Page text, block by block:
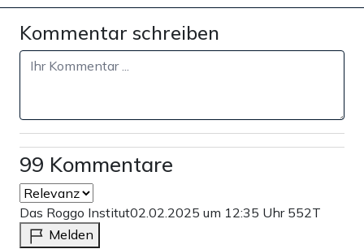
Kommentar schreiben
99 Kommentare
Das Roggo Institut02.02.2025 um 12:35 Uhr 552T
Melden